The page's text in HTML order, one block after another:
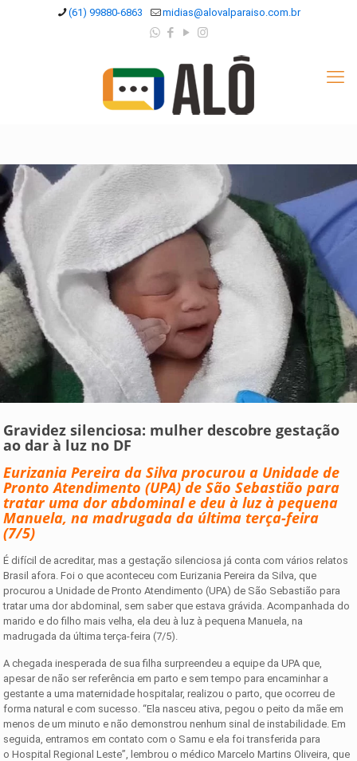
(61) 99880-6863 midias@alovalparaiso.com.br
Gravidez silenciosa: mulher descobre gestação
ao dar à luz no DF
Eurizania Pereira da Silva procurou a Unidade de
Pronto Atendimento (UPA) de São Sebastião para
tratar uma dor abdominal e deu à luz à pequena
Manuela, na madrugada da última terça-feira
(7/5)
É difícil de acreditar, mas a gestação silenciosa já conta com vários relatos
Brasil afora. Foi o que aconteceu com Eurizania Pereira da Silva, que
procurou a Unidade de Pronto Atendimento (UPA) de São Sebastião para
tratar uma dor abdominal, sem saber que estava grávida. Acompanhada do
marido e do filho mais velha, ela deu à luz à pequena Manuela, na
madrugada da última terça-feira (7/5).
A chegada inesperada de sua filha surpreendeu a equipe da UPA que,
apesar de não ser referência em parto e sem tempo para encaminhar a
gestante a uma maternidade hospitalar, realizou o parto, que ocorreu de
forma natural e com sucesso. “Ela nasceu ativa, pegou o peito da mãe em
menos de um minuto e não demonstrou nenhum sinal de instabilidade. Em
seguida, entramos em contato com o Samu e ela foi transferida para
o Hospital Regional Leste”, lembrou o médico Marcelo Martins Oliveira, que